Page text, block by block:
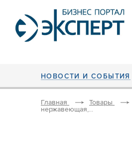
НОВОСТИ И СОБЫТИЯ
Главная Товары
нержавеющая,...